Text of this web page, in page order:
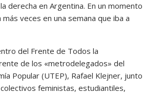
derecha en Argentina. En un momento
veces en una semana que iba a
del Frente de Todos la
de los «metrodelegados» del
Popular (UTEP), Rafael Klejner, junto
feministas, estudiantiles,